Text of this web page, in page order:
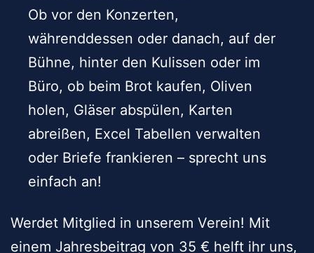
Ob vor den Konzerten,
währenddessen oder danach, auf der
Bühne, hinter den Kulissen oder im
Büro, ob beim Brot kaufen, Oliven
holen, Gläser abspülen, Karten
abreißen, Excel Tabellen verwalten
oder Briefe frankieren – sprecht uns
einfach an!
Werdet Mitglied in unserem Verein! Mit
einem Jahresbeitrag von 35 € helft ihr uns,